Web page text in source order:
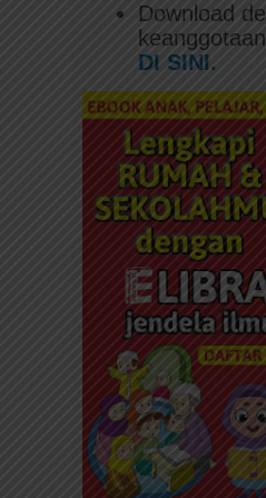
Download
DI SINI.